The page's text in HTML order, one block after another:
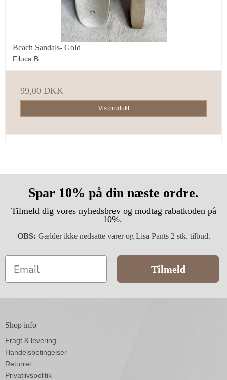
Beach Sandals- Gold
Filuca B
99,00 DKK
Vis produkt
Spar 10% på din næste ordre.
Tilmeld dig vores nyhedsbrev og modtag rabatkoden på
10%.
OBS: Gælder ikke nedsatte varer og Lisa Pants 2 stk. tilbud.
Email
Tilmeld
Shop info
Fragt & levering
Handelsbetingelser
Returret
Privatlivspolitik